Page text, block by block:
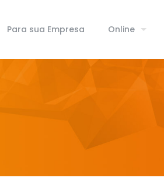
Para sua Empresa Online